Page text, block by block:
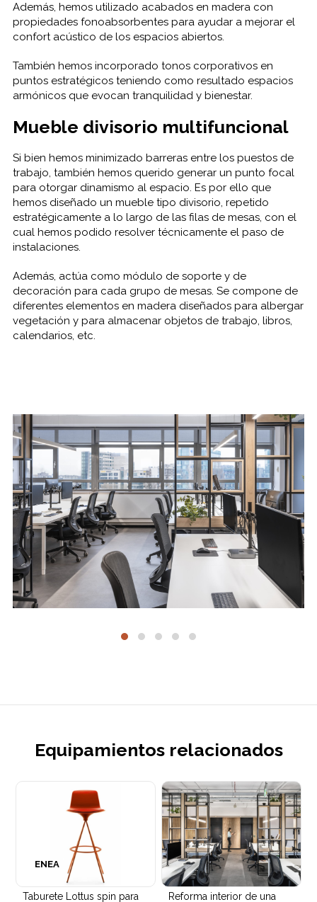
Además, hemos utilizado acabados en madera con
propiedades fonoabsorbentes para ayudar a mejorar el
confort acústico de los espacios abiertos.
También hemos incorporado tonos corporativos en
puntos estratégicos teniendo como resultado espacios
armónicos que evocan tranquilidad y bienestar.
Mueble divisorio multifuncional
Si bien hemos minimizado barreras entre los puestos de
trabajo, también hemos querido generar un punto focal
para otorgar dinamismo al espacio. Es por ello que
hemos diseñado un mueble tipo divisorio, repetido
estratégicamente a lo largo de las filas de mesas, con el
cual hemos podido resolver técnicamente el paso de
instalaciones.
Además, actúa como módulo de soporte y de
decoración para cada grupo de mesas. Se compone de
diferentes elementos en madera diseñados para albergar
vegetación y para almacenar objetos de trabajo, libros,
calendarios, etc.
Equipamientos relacionados
Taburete Lottus spin para
ENEA
Reforma interior de una